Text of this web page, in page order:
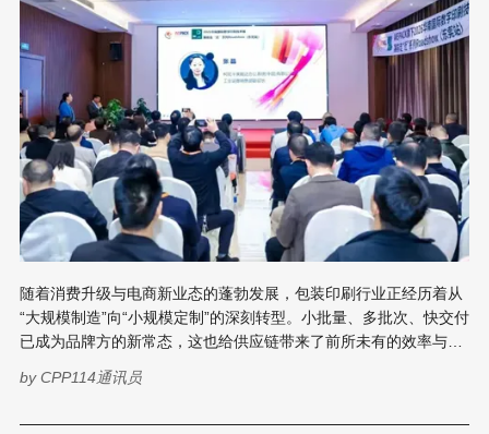
随着消费升级与电商新业态的蓬勃发展，包装印刷行业正经历着从
“大规模制造”向“小规模定制”的深刻转型。小批量、多批次、快交付
已成为品牌方的新常态，这也给供应链带来了前所未有的效率与成
刷包装创新论坛（DPrint Packaging Innovation Forum，简称
byCPP114通讯员